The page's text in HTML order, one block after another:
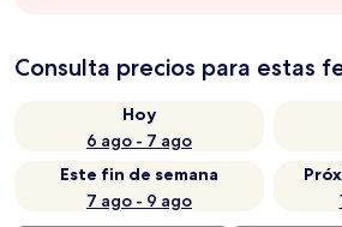
Consulta precios para estas
Hoy
6 ago - 7 ago
Este fin de semana
7 ago - 9 ago